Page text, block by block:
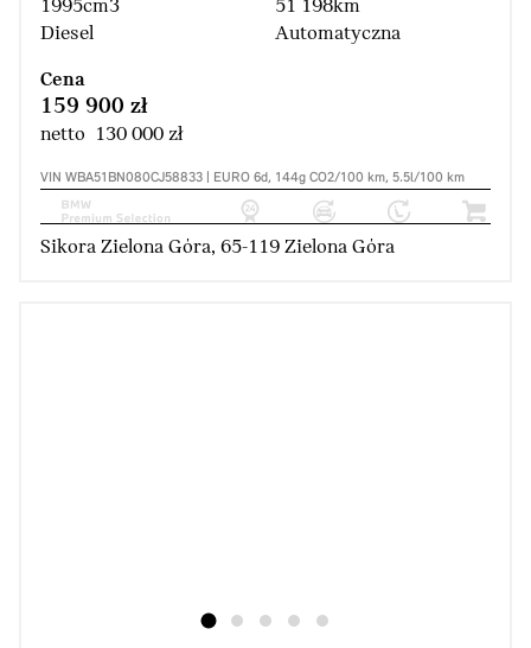
1995cm3
Diesel
51 198km
Automatyczna
Cena
159 900 zł
netto 130 000 zł
VIN WBA51BN080CJ58833 | EURO 6d, 144g CO2/100 km, 5.5l/100 km
Sikora Zielona Góra, 65-119 Zielona Góra